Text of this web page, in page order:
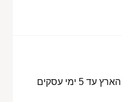
משלוח חינם בדואר רשום לכל הארץ עד 5 ימי עסקים